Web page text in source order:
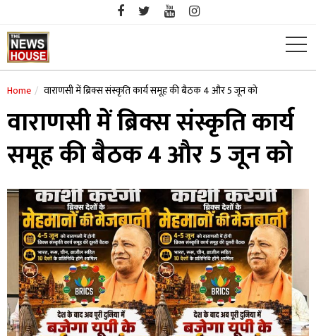
content
Home वाराणसी में ब्रिक्स संस्कृति कार्य समूह की बैठक 4 और 5 जून को
वाराणसी में ब्रिक्स संस्कृति कार्य
समूह की बैठक 4 और 5 जून को